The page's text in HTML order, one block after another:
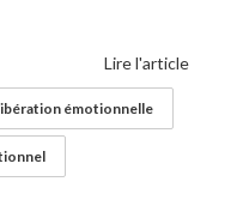
Lire l'article
émotionnelle